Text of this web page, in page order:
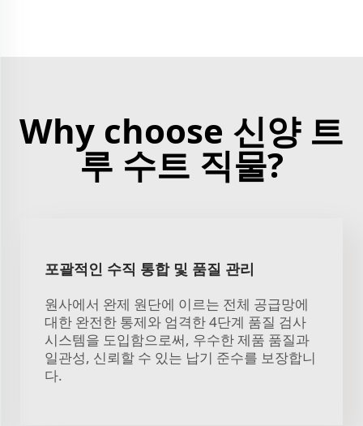
Why choose 신양 트
루 수트 직물?
포괄적인 수직 통합 및 품질 관리
원사에서 완제 원단에 이르는 전체 공급망에
대한 완전한 통제와 엄격한 4단계 품질 검사
시스템을 도입함으로써, 우수한 제품 품질과
일관성, 신뢰할 수 있는 납기 준수를 보장합니
다.